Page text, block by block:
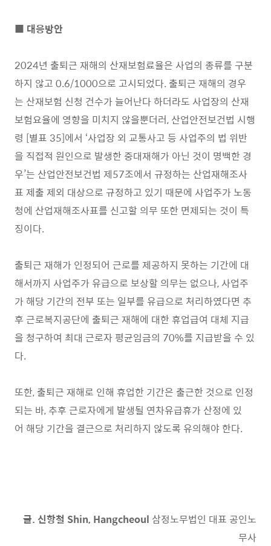
■ 대응방안
2024년 출퇴근 재해의 산재보험료율은 사업의 종류를 구분
하지 않고 0.6/1000으로 고시되었다. 출퇴근 재해의 경우
는 산재보험 신청 건수가 늘어난다 하더라도 사업장의 산재
보험요율에 영향을 미치지 않을뿐더러, 산업안전보건법 시행
령 [별표 35]에서 ‘사업장 외 교통사고 등 사업주의 법 위반
을 직접적 원인으로 발생한 중대재해가 아닌 것이 명백한 경
우’는 산업안전보건법 제57조에서 규정하는 산업재해조사
표 제출 제외 대상으로 규정하고 있기 때문에 사업주가 노동
청에 산업재해조사표를 신고할 의무 또한 면제되는 것이 특
징이다.
출퇴근 재해가 인정되어 근로를 제공하지 못하는 기간에 대
해서까지 사업주가 유급으로 보상할 의무는 없으나, 사업주
가 해당 기간의 전부 또는 일부를 유급으로 처리하였다면 추
후 근로복지공단에 출퇴근 재해에 대한 휴업급여 대체 지급
을 청구하여 최대 근로자 평균임금의 70%를 지급받을 수 있
다.
또한, 출퇴근 재해로 인해 휴업한 기간은 출근한 것으로 인정
되는 바, 추후 근로자에게 발생될 연차유급휴가 산정에 있
어 해당 기간을 결근으로 처리하지 않도록 유의해야 한다.
글. 신항철 Shin, Hangcheoul 삼정노무법인 대표 공인노
무사